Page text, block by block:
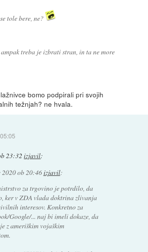
tole bere, ne?
ampak treba je izbrati stran, in ta ne more
bomo podpirali pri svojih
težnjah? ne hvala.
23:32 izjavil:
2020 ob 20:46izjavil:
za trgovino je potrdilo, da
ker v ZDA vlada doktrina zlivanja
interesov. Konkretno za
Google/... naj bi imeli dokaze, da
z ameriškim vojaškim